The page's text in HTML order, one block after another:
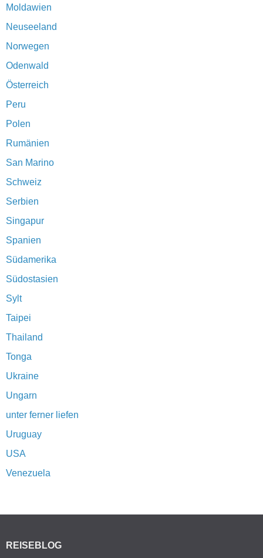
Moldawien
Neuseeland
Norwegen
Odenwald
Österreich
Peru
Polen
Rumänien
San Marino
Schweiz
Serbien
Singapur
Spanien
Südamerika
Südostasien
Sylt
Taipei
Thailand
Tonga
Ukraine
Ungarn
unter ferner liefen
Uruguay
USA
Venezuela
REISEBLOG